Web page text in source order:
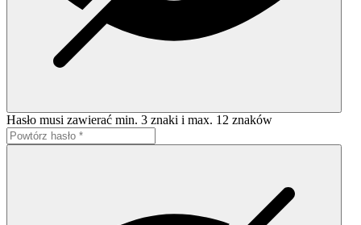
Hasło musi zawierać min. 3 znaki i max. 12 znaków